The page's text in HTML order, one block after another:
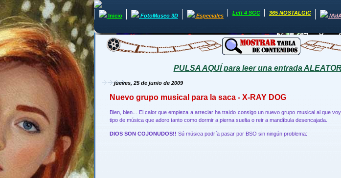
Inicio FotoMuseo 3D Especiales Left 4 SGC 365 NOSTALGIC MaIA
PULSA AQUÍ para leer una entrada
jueves, 25 de junio de 2009
Nuevo grupo musical para la saca - X-RAY DOG
Bien, bien... El calor que empieza a arreciar ha traído consigo un nuevo grupo musical al que
tipo de música que adoro tanto como dormir a pierna suelta o reir a mandíbula desencajada.
DIOS SON COJONUDOS!! Sú música podría pasar por BSO sin ningún problema: